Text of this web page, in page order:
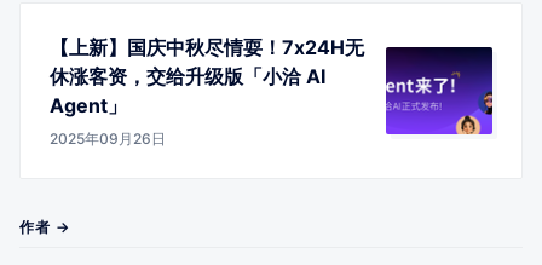
【上新】国庆中秋尽情耍！7x24H无
休涨客资，交给升级版「小洽 AI
Agent」
2025年09月26日
作者 →